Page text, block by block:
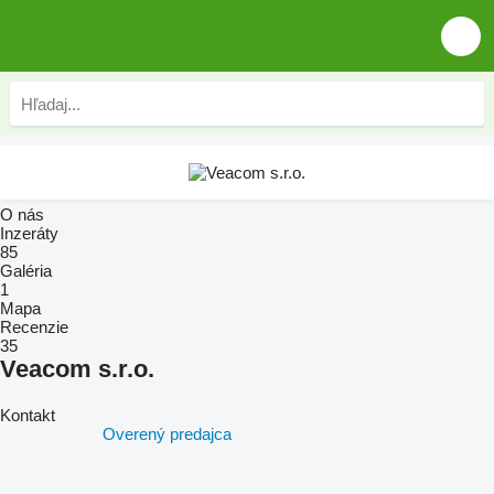
O nás
Inzeráty
85
Galéria
1
Mapa
Recenzie
35
Veacom s.r.o.
Kontakt
Overený predajca